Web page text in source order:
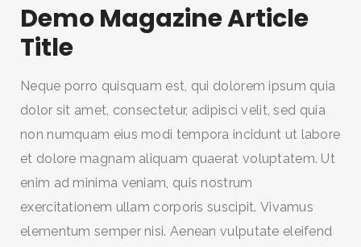
Demo Magazine Article
Title
Neque porro quisquam est, qui dolorem ipsum quia
dolor sit amet, consectetur, adipisci velit, sed quia
non numquam eius modi tempora incidunt ut labore
et dolore magnam aliquam quaerat voluptatem. Ut
enim ad minima veniam, quis nostrum
exercitationem ullam corporis suscipit. Vivamus
elementum semper nisi. Aenean vulputate eleifend